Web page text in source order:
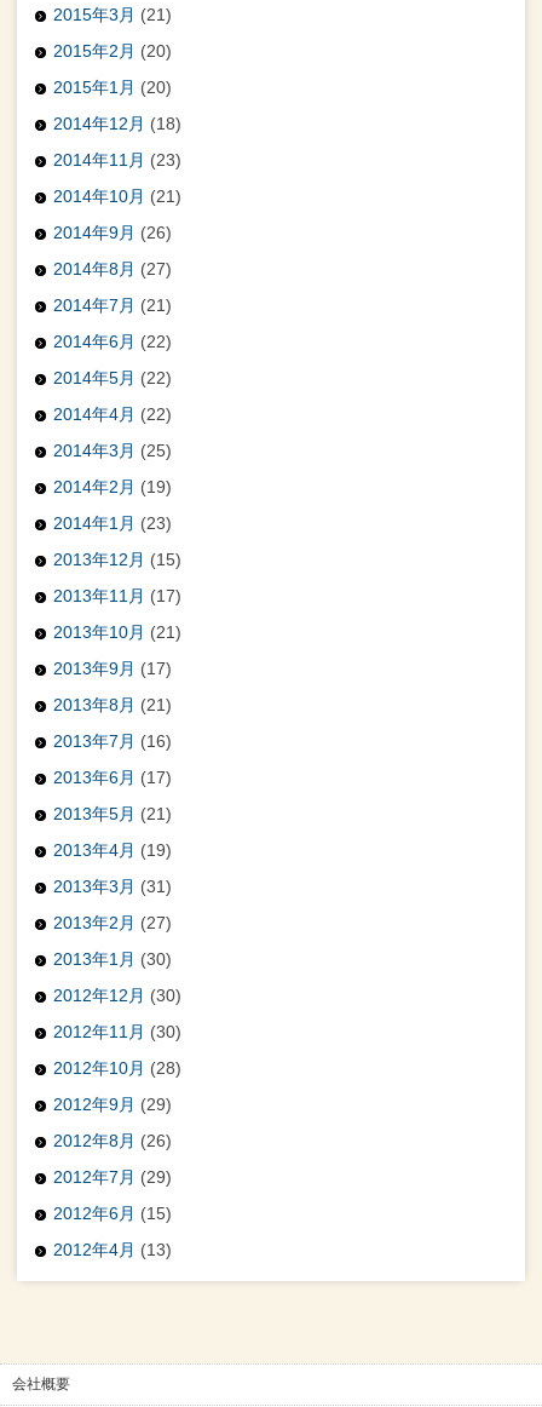
2015年3月 (21)
2015年2月 (20)
2015年1月 (20)
2014年12月 (18)
2014年11月 (23)
2014年10月 (21)
2014年9月 (26)
2014年8月 (27)
2014年7月 (21)
2014年6月 (22)
2014年5月 (22)
2014年4月 (22)
2014年3月 (25)
2014年2月 (19)
2014年1月 (23)
2013年12月 (15)
2013年11月 (17)
2013年10月 (21)
2013年9月 (17)
2013年8月 (21)
2013年7月 (16)
2013年6月 (17)
2013年5月 (21)
2013年4月 (19)
2013年3月 (31)
2013年2月 (27)
2013年1月 (30)
2012年12月 (30)
2012年11月 (30)
2012年10月 (28)
2012年9月 (29)
2012年8月 (26)
2012年7月 (29)
2012年6月 (15)
2012年4月 (13)
会社概要